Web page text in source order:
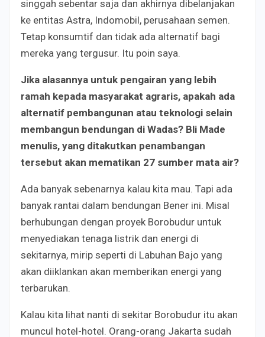
singgah sebentar saja dan akhirnya dibelanjakan
ke entitas Astra, Indomobil, perusahaan semen.
Tetap konsumtif dan tidak ada alternatif bagi
mereka yang tergusur. Itu poin saya.
Jika alasannya untuk pengairan yang lebih
ramah kepada masyarakat agraris, apakah ada
alternatif pembangunan atau teknologi selain
membangun bendungan di Wadas? Bli Made
menulis, yang ditakutkan penambangan
tersebut akan mematikan 27 sumber mata air?
Ada banyak sebenarnya kalau kita mau. Tapi ada
banyak rantai dalam bendungan Bener ini. Misal
berhubungan dengan proyek Borobudur untuk
menyediakan tenaga listrik dan energi di
sekitarnya, mirip seperti di Labuhan Bajo yang
akan diiklankan akan memberikan energi yang
terbarukan.
Kalau kita lihat nanti di sekitar Borobudur itu akan
muncul hotel-hotel. Orang-orang Jakarta sudah